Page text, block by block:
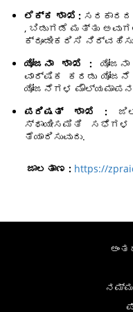
ಲೆಕ್ಕ ಶಾಖೆ : ಸರಕಾರದ
, ಬಿಡುಗಡೆ ಮತ್ತು
ಕ್ರೂಡೀಕರಿಸಿ
ಯೋಜನಾ ಶಾಖೆ :
ವಾರ್ಷಿಕ ಕರಡು
ಯೋಜನೆಗಳ ಮೌಲ್ಯಮಾಪನ
ಪರಿಷತ್ ಶಾಖೆ :
ಸ್ಥಾಯೀಸಮಿತಿ
ತೆಯಾರಿಸುವುದು.
ಜಾಲತಾಣ : https://